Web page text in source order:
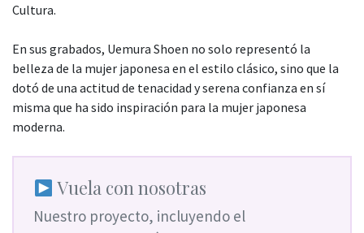
Cultura.
En sus grabados, Uemura Shoen no solo representó la
belleza de la mujer japonesa en el estilo clásico, sino que la
dotó de una actitud de tenacidad y serena confianza en sí
misma que ha sido inspiración para la mujer japonesa
moderna.
Vuela con nosotras
Nuestro proyecto, incluyendo el